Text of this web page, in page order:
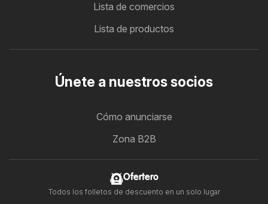
Lista de comercios
Lista de productos
Únete a nuestros socios
Cómo anunciarse
Zona B2B
Ofertero
Todos los folletos de descuento en un solo lugar